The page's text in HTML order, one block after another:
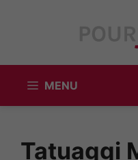
MENU
Tatuaggi